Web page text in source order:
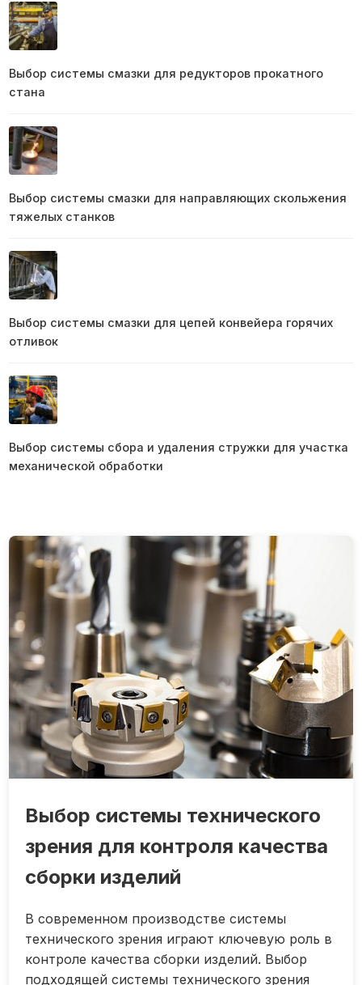
Выбор системы технического
зрения для контроля качества
сборки изделий
В современном производстве системы
технического зрения играют ключевую роль в
контроле качества сборки изделий. Выбор
подходящей системы технического зрения
Выбор системы смазки для редукторов прокатного
стана
Выбор системы смазки для направляющих скольжения
тяжелых станков
Выбор системы смазки для цепей конвейера горячих
отливок
Выбор системы сбора и удаления стружки для участка
механической обработки